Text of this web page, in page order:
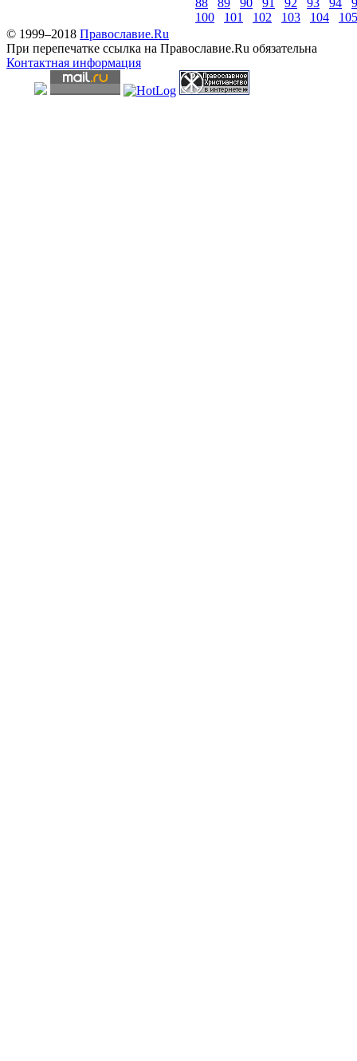
100
101 102 103 104
105
© 1999–2018 Православие.Ru
При перепечатке ссылка на Православие.Ru обязательна
Контактная информация